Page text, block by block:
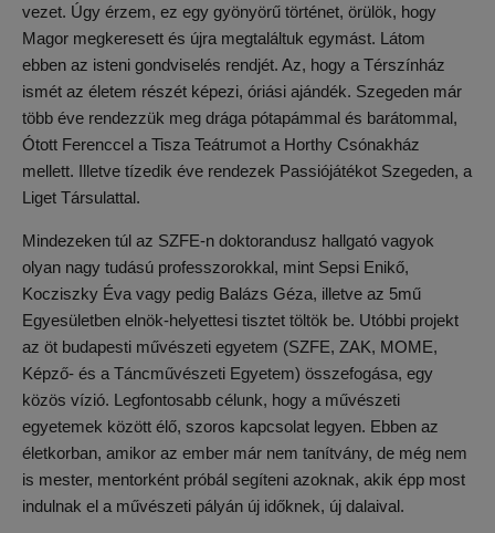
vezet. Úgy érzem, ez egy gyönyörű történet, örülök, hogy
Magor megkeresett és újra megtaláltuk egymást. Látom
ebben az isteni gondviselés rendjét. Az, hogy a Térszínház
ismét az életem részét képezi, óriási ajándék. Szegeden már
több éve rendezzük meg drága pótapámmal és barátommal,
Ótott Ferenccel a Tisza Teátrumot a Horthy Csónakház
mellett. Illetve tízedik éve rendezek Passiójátékot Szegeden, a
Liget Társulattal.
Mindezeken túl az SZFE-n doktorandusz hallgató vagyok
olyan nagy tudású professzorokkal, mint Sepsi Enikő,
Kocziszky Éva vagy pedig Balázs Géza, illetve az 5mű
Egyesületben elnök-helyettesi tisztet töltök be. Utóbbi projekt
az öt budapesti művészeti egyetem (SZFE, ZAK, MOME,
Képző- és a Táncművészeti Egyetem) összefogása, egy
közös vízió. Legfontosabb célunk, hogy a művészeti
egyetemek között élő, szoros kapcsolat legyen. Ebben az
életkorban, amikor az ember már nem tanítvány, de még nem
is mester, mentorként próbál segíteni azoknak, akik épp most
indulnak el a művészeti pályán új időknek, új dalaival.